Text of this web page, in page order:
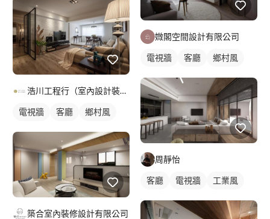
浩川工程行（室內設計裝修工程）
電視牆 客廳 鄉村風
築合室內裝修設計有限公司
媺閣空間設計有限公司
電視牆 客廳 鄉村風
周靜怡
客廳 電視牆 工業風